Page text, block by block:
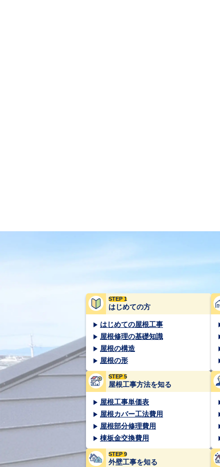
STEP 1
はじめての方
はじめての屋根工事
屋根修理の基礎知識
屋根の構造
屋根の形
STEP 5
屋根工事方法を知る
屋根工事単価表
屋根カバー工法費用
屋根部分修理費用
棟板金交換費用
STEP 9
外壁工事を知る